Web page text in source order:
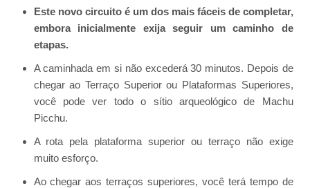
Este novo circuito é um dos mais fáceis de completar,
embora inicialmente exija seguir um caminho de
etapas.
A caminhada em si não excederá 30 minutos. Depois de
chegar ao Terraço Superior ou Plataformas Superiores,
você pode ver todo o sítio arqueológico de Machu
Picchu.
A rota pela plataforma superior ou terraço não exige
muito esforço.
Ao chegar aos terraços superiores, você terá tempo de